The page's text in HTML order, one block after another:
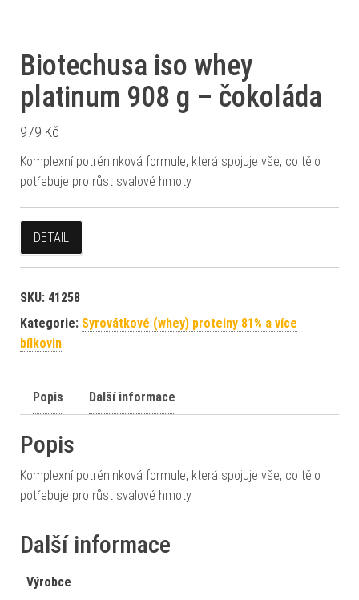
Biotechusa iso whey
platinum 908 g – čokoláda
979 Kč
Komplexní potréninková formule, která spojuje vše, co tělo
potřebuje pro růst svalové hmoty.
DETAIL
SKU: 41258
Kategorie: Syrovátkové (whey) proteiny 81% a více
bílkovin
Popis Další informace
Popis
Komplexní potréninková formule, která spojuje vše, co tělo
potřebuje pro růst svalové hmoty.
Další informace
Výrobce